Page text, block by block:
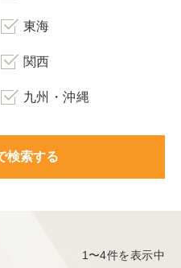
東海
関西
九州・沖縄
検索する
1〜4件を表示中